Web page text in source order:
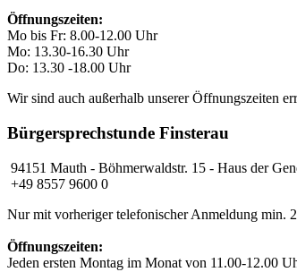
Öffnungszeiten:
Mo bis Fr: 8.00-12.00 Uhr
Mo: 13.30-16.30 Uhr
Do: 13.30 -18.00 Uhr
Wir sind auch außerhalb unserer Öffnungszeiten
Bürgersprechstunde Finsterau
94151 Mauth - Böhmerwaldstr. 15 - Haus der
+49 8557 9600 0
Nur mit vorheriger telefonischer Anmeldung min.
Öffnungszeiten:
Jeden ersten Montag im Monat von 11.00-12.00